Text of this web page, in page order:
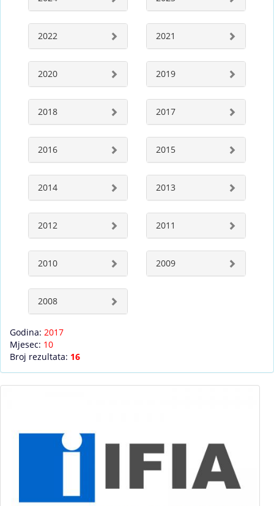
2022 2021
2020 2019
2018 2017
2016 2015
2014 2013
2012 2011
2010 2009
2008
Godina: 2017
Mjesec: 10
Broj rezultata: 16